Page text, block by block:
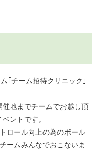
｢チーム招待クリニック｣
地までチームでお越し頂
ントです。
ロール向上の為のボール
ームみんなでおこないま